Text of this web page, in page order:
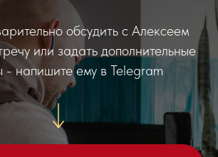
обсудить с Алексеем
или задать дополнительные
- напишите ему в Telegram